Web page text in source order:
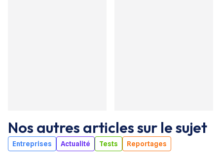
Nos autres articles sur le sujet
Entreprises Actualité Tests Reportages